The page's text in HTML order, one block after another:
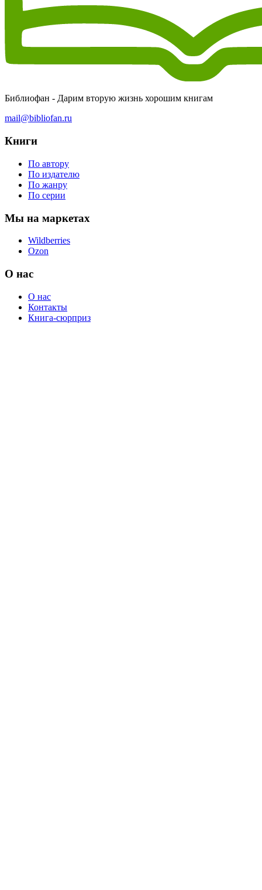
Библиофан - Дарим вторую жизнь хорошим книгам
mail@bibliofan.ru
Книги
По автору
По издателю
По жанру
По серии
Мы на маркетах
Wildberries
Ozon
О нас
О нас
Контакты
Книга-сюрприз